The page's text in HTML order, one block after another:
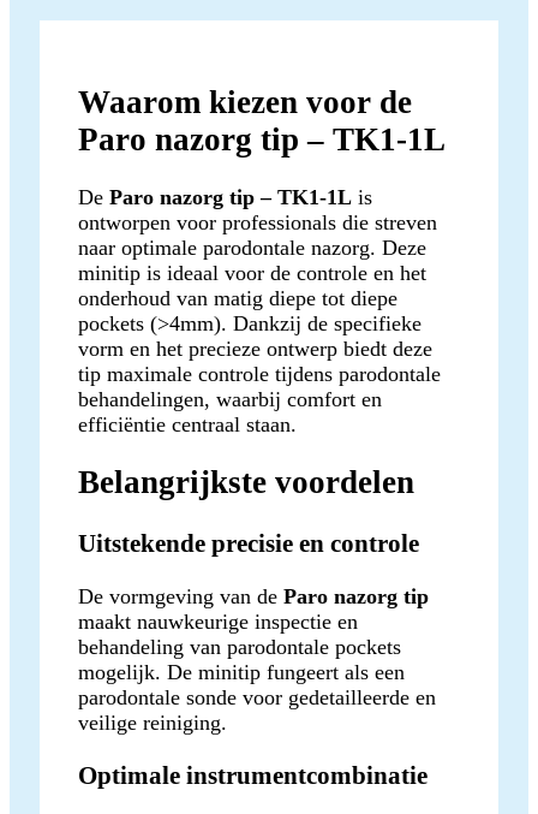
Waarom kiezen voor de
Paro nazorg tip – TK1-1L
De Paro nazorg tip – TK1-1L is
ontworpen voor professionals die streven
naar optimale parodontale nazorg. Deze
minitip is ideaal voor de controle en het
onderhoud van matig diepe tot diepe
pockets (>4mm). Dankzij de specifieke
vorm en het precieze ontwerp biedt deze
tip maximale controle tijdens parodontale
behandelingen, waarbij comfort en
efficiëntie centraal staan.
Belangrijkste voordelen
Uitstekende precisie en controle
De vormgeving van de Paro nazorg tip
maakt nauwkeurige inspectie en
behandeling van parodontale pockets
mogelijk. De minitip fungeert als een
parodontale sonde voor gedetailleerde en
veilige reiniging.
Optimale instrumentcombinatie